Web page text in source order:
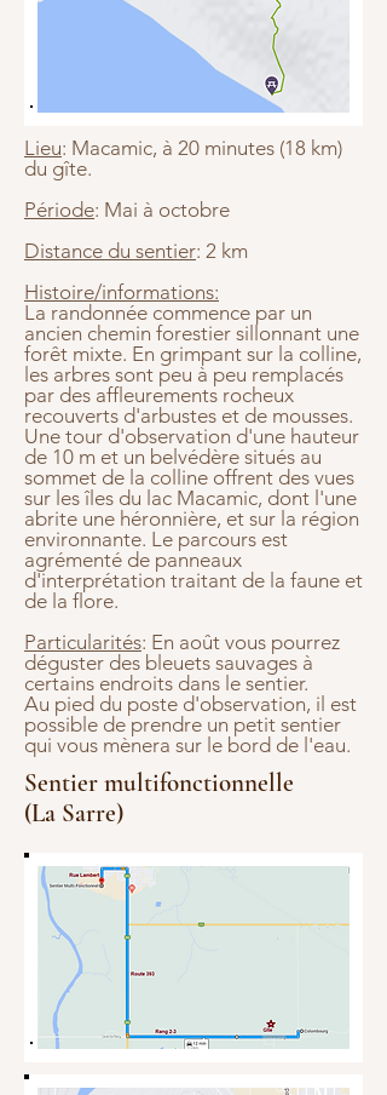
Lieu: Macamic, à 20 minutes (18 km)
du gîte.
Période: Mai à octobre
Distance du sentier: 2 km
Histoire/informations:
La randonnée commence par un
ancien chemin forestier sillonnant une
forêt mixte. En grimpant sur la colline,
les arbres sont peu à peu remplacés
par des affleurements rocheux
recouverts d'arbustes et de mousses.
Une tour d'observation d'une hauteur
de 10 m et un belvédère situés au
sommet de la colline offrent des vues
sur les îles du lac Macamic, dont l'une
abrite une héronnière, et sur la région
environnante. Le parcours est
agrémenté de panneaux
d'interprétation traitant de la faune et
de la flore.
Particularités: En août vous pourrez
déguster des bleuets sauvages à
certains endroits dans le sentier.
Au pied du poste d'observation, il est
possible de prendre un petit sentier
qui vous mènera sur le bord de l'eau.
Sentier multifonctionnelle
(La Sarre)